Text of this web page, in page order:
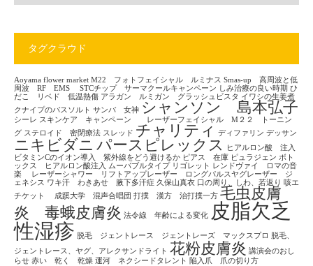
タグクラウド
Aoyama flower market M22 フォトフェイシャル ルミナス Smas-up 高周波と低
周波 RF EMS
STCチップ サーマクールキャンペーン しみ治療の良い時期 ひ
だこ リベド 低温熱傷 アラガン ルミガン グラッシュビスタ イワシの生姜煮
クナイプのバスソルト サンバ 女神 シャンソン 島本弘子
シーレ スキンケア キャンペーン レーザーフェイシャル M２２ トーニン
グ ステロイド 密閉療法 スレッド チャリティ ディファリン デッサン
ニキビダニ パースピレックス
ヒアルロン酸 注入
ビタミンCのイオン導入 紫外線をどう避けるか ピアス 在庫 ピュラジェン ボト
ックス ヒアルロン酸注入 ムーバブルタイプ リゴレット
レンドヴァイ ロマの音
楽
レーザーシャワー リフトアップレーザー ロングパルスヤグレーザー ジ
ェネシス ワキ汗 わきあせ 腋下多汗症 久保山真衣 口の周り、しわ、若返り 咳エ
チケット
成蹊大学 混声合唱団 打撲 漢方 治打撲一方 毛虫皮膚
炎 毒蛾皮膚炎 法令線 年齢による変化 皮脂欠乏
性湿疹 脱毛 ジェントレース ジェントレーズ マックスプロ
脱毛、
ジェントレース、ヤグ、アレクサンドライト 花粉皮膚炎 講演会のおし
らせ 赤い 乾く 乾燥 運河 ネクシードタレント 陥入爪 爪の切り方